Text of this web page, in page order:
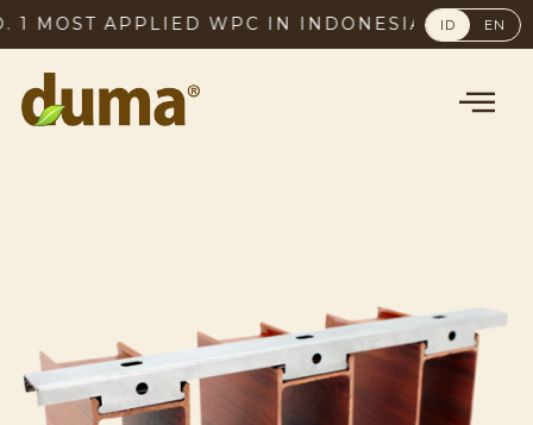
APPLIED WPC IN INDONESIA, SINCE 2003
ID EN